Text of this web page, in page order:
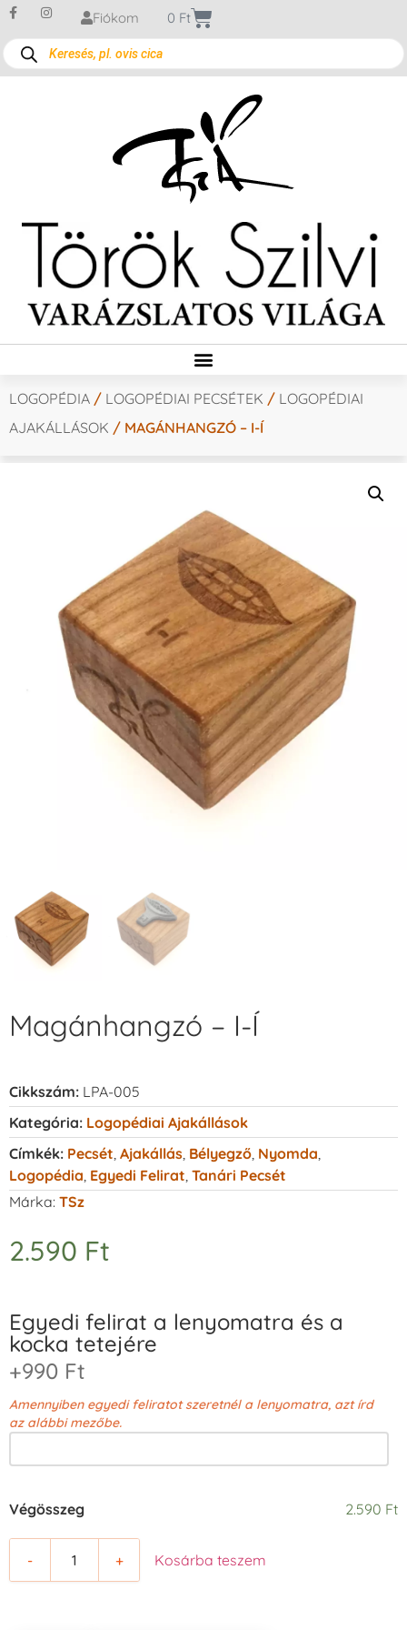
Fiókom 0 Ft
LOGOPÉDIA / LOGOPÉDIAI PECSÉTEK / LOGOPÉDIAI
AJAKÁLLÁSOK / MAGÁNHANGZÓ – I-Í
Magánhangzó – I-Í
Cikkszám: LPA-005
Kategória: Logopédiai Ajakállások
Címkék: Pecsét Ajakállás Bélyegző Nyomda
Logopédia Egyedi Felirat Tanári Pecsét
Márka: TSz
2.590 Ft
Egyedi felirat a lenyomatra és a
kocka tetejére
+990 Ft
Amennyiben egyedi feliratot szeretnél a lenyomatra, azt írd
az alábbi mezőbe.
Végösszeg 2.590 Ft
- + Kosárba teszem